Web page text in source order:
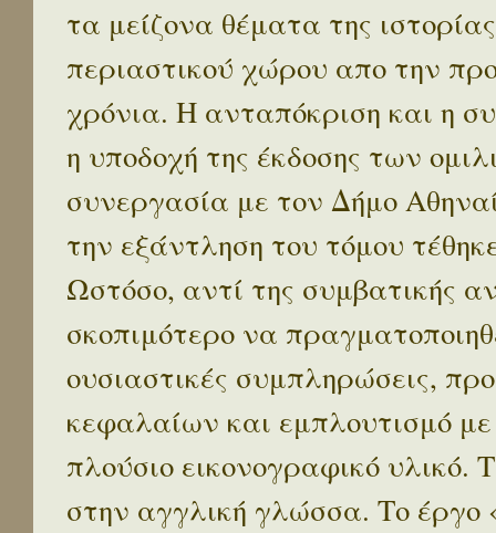
τα μείζονα θέματα της
περιαστικού χώρου απο την
χρόνια. Η ανταπόκριση και η
η υποδοχή της έκδοσης των
συνεργασία με τον Δήμο
την εξάντληση του τόμου
Ωστόσο, αντί της συμβατικής
σκοπιμότερο να
ουσιαστικές συμπληρώσεις,
κεφαλαίων και εμπλουτισμό
πλούσιο εικονογραφικό
στην αγγλική γλώσσα. Το